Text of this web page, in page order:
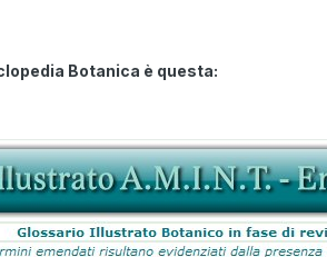
Botanica è questa: